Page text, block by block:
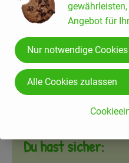
Feto
Auswahl ändern
Du hast sicher:
Angebot für
Nur notwendige
Alle Cookies zulassen